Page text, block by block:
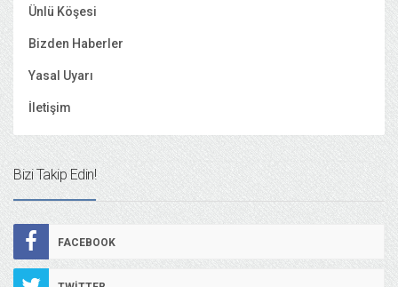
Ünlü Köşesi
Bizden Haberler
Yasal Uyarı
İletişim
Bizi Takip Edin!
FACEBOOK